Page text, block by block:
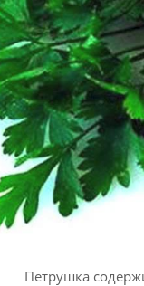
Петрушка